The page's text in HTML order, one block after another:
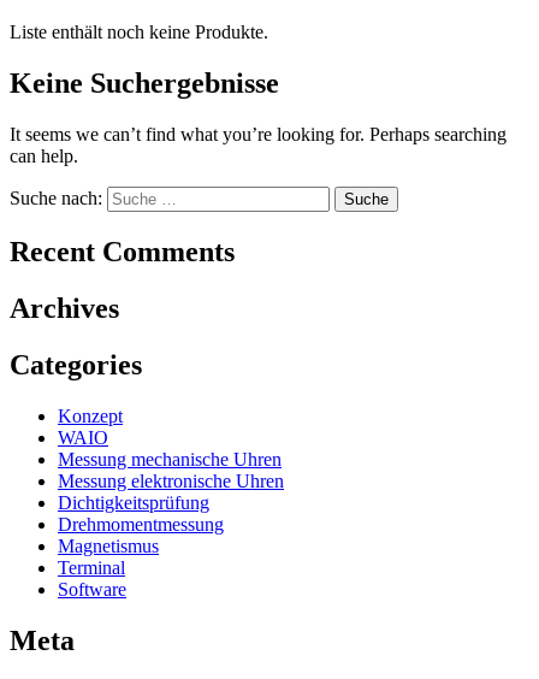
Liste enthält noch keine Produkte.
Keine Suchergebnisse
It seems we can’t find what you’re looking for. Perhaps searching
can help.
Suche nach:
Recent Comments
Archives
Categories
Konzept
WAIO
Messung mechanische Uhren
Messung elektronische Uhren
Dichtigkeitsprüfung
Drehmomentmessung
Magnetismus
Terminal
Software
Meta